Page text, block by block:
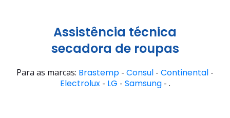
Assistência técnica
secadora de roupas
Para as marcas: Brastemp - Consul - Continental -
Electrolux- LG - Samsung- .